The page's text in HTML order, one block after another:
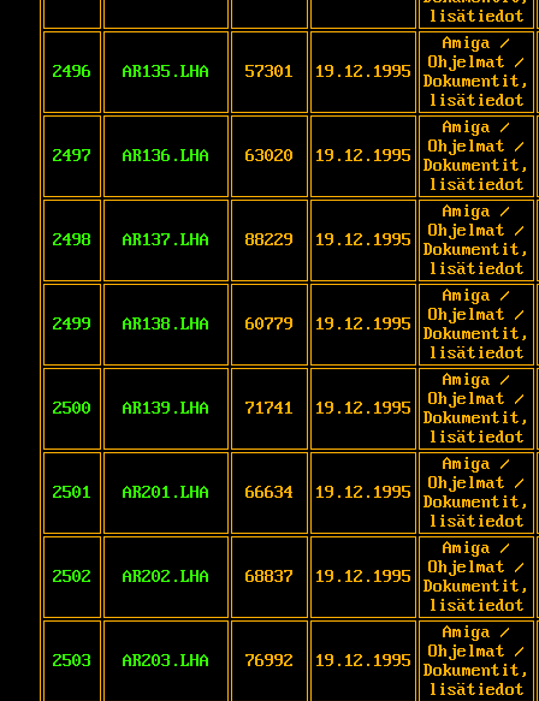
lisätiedot
2496 AR135.LHA 57301 19.12.1995
Amiga /
Ohjelmat /
Dokumentit,
lisätiedot
2497 AR136.LHA 63020 19.12.1995
Amiga /
Ohjelmat /
Dokumentit,
lisätiedot
2498 AR137.LHA 88229 19.12.1995
Amiga /
Ohjelmat /
Dokumentit,
lisätiedot
2499 AR138.LHA 60779 19.12.1995
Amiga /
Ohjelmat /
Dokumentit,
lisätiedot
2500 AR139.LHA 71741 19.12.1995
Amiga /
Ohjelmat /
Dokumentit,
lisätiedot
2501 AR201.LHA 66634 19.12.1995
Amiga /
Ohjelmat /
Dokumentit,
lisätiedot
2502 AR202.LHA 68837 19.12.1995
Amiga /
Ohjelmat /
Dokumentit,
lisätiedot
2503 AR203.LHA 76992 19.12.1995
Amiga /
Ohjelmat /
Dokumentit,
lisätiedot